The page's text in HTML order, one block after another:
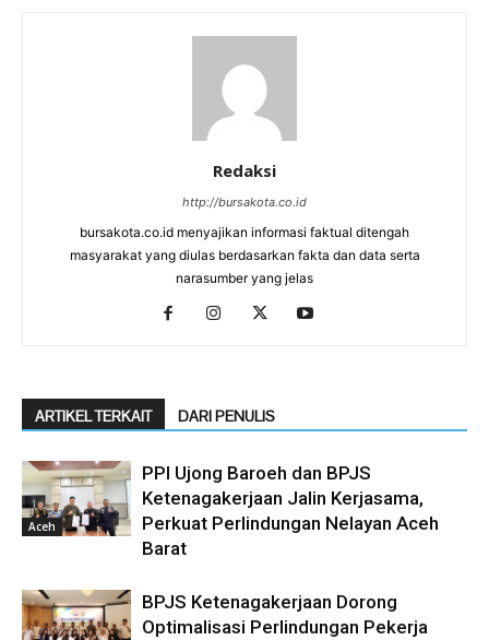
Redaksi
http://bursakota.co.id
bursakota.co.id menyajikan informasi faktual ditengah
masyarakat yang diulas berdasarkan fakta dan data serta
narasumber yang jelas
ARTIKEL TERKAIT DARI PENULIS
Aceh
PPI Ujong Baroeh dan BPJS
Ketenagakerjaan Jalin Kerjasama,
Perkuat Perlindungan Nelayan Aceh
Barat
BPJS Ketenagakerjaan Dorong
Optimalisasi Perlindungan Pekerja